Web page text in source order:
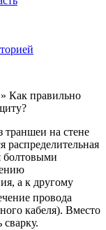
» Как правильно
траншеи на стене
распределительная
болтовыми
а к другому
провода
кабеля). Вместо